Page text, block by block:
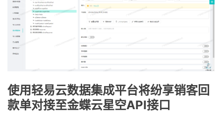
使用轻易云数据集成平台将纷享销客回
款单对接至金蝶云星空API接口